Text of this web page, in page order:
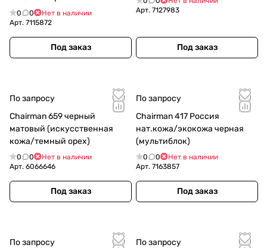
0 0
Нет в наличии
Арт. 7115872
Под заказ
Арт. 7127983
Под заказ
По запросу
Chairman 659 черный
матовый (искусственная
кожа/темный орех)
0 0
Нет в наличии
Арт. 6066646
Под заказ
По запросу
Chairman 417 Россия
нат.кожа/экокожа черная
(мультиблок)
0 0
Нет в наличии
Арт. 7163857
Под заказ
По запросу
По запросу